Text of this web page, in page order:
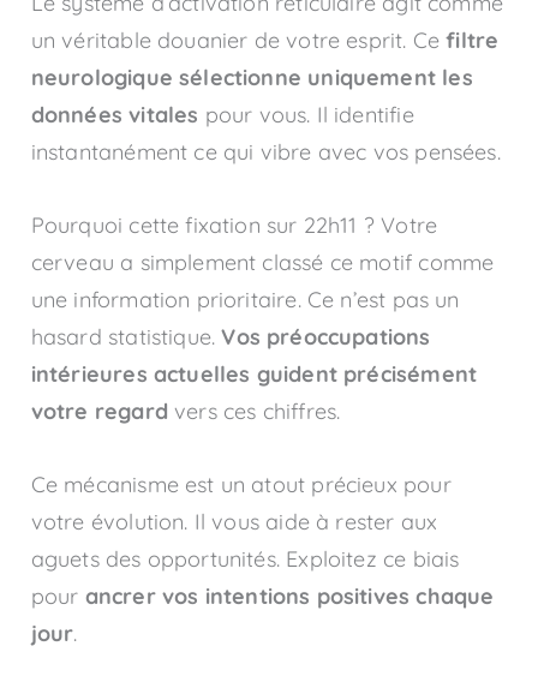
un véritable douanier de votre esprit. Cefiltre
neurologique sélectionne uniquement les
données vitales pour vous. Il identifie
instantanément ce qui vibre avec vos pensées.
Pourquoi cette fixation sur 22h11 ? Votre
cerveau a simplement classé ce motif comme
une information prioritaire. Ce n’est pas un
hasard statistique.Vos préoccupations
intérieures actuelles guident précisément
votre regard vers ces chiffres.
Ce mécanisme est un atout précieux pour
votre évolution. Il vous aide à rester aux
aguets des opportunités. Exploitez ce biais
pour ancrer vos intentions positives chaque
jour.